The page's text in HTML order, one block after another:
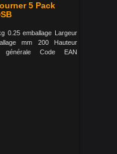
5 Pack
0.25 emballage Largeur
mm 200 Hauteur
générale Code EAN